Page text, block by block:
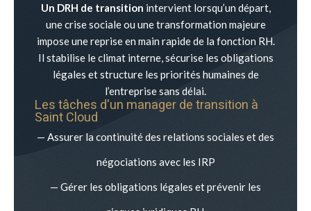
Un DRH de transition intervient lorsqu’un départ,
une crise sociale ou une transformation majeure
impose une reprise en main rapide de la fonction RH.
Il stabilise le climat interne, sécurise les obligations
légales et structure les priorités humaines de
l’entreprise sans délai.
Les tâches d'un manager de transition à
Saint Cloud
— Assurer la continuité des relations sociales et des
négociations avec les IRP
— Gérer les obligations légales et prévenir les